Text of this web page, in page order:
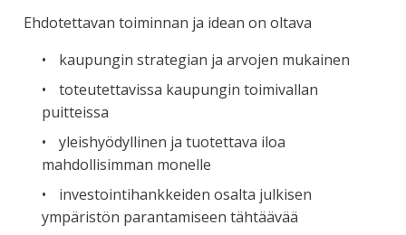
Ehdotettavan toiminnan ja idean on oltava
kaupungin strategian ja arvojen mukainen
toteutettavissa kaupungin toimivallan
puitteissa
yleishyödyllinen ja tuotettava iloa
mahdollisimman monelle
investointihankkeiden osalta julkisen
ympäristön parantamiseen tähtäävää